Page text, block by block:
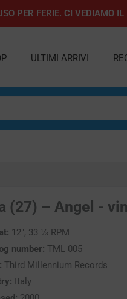
PER FERIE. CI VEDIAMO
ULTIMI ARRIVI
(27) – Angel -
12″, 33 ⅓ RPM
number: TML 005
Third Millennium Records
Italy